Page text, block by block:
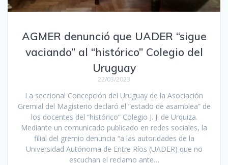
AGMER denunció que UADER “sigue
vaciando” al “histórico” Colegio del
Uruguay
22/03/2023
La seccional Concepción del Uruguay de la Asociación
Gremial del Magisterio declaró el “estado de asamblea” de
los docentes del “histórico” Colegio J. J. de Urquiza.
Mediante un comunicado publicado en redes sociales, la
filial del gremio denuncia “a las autoridades de la
Universidad Autónoma de Entre Ríos (UADER) que no
escuchan el reclamo ante…